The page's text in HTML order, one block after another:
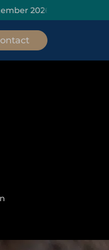
HOMiES Masterclass